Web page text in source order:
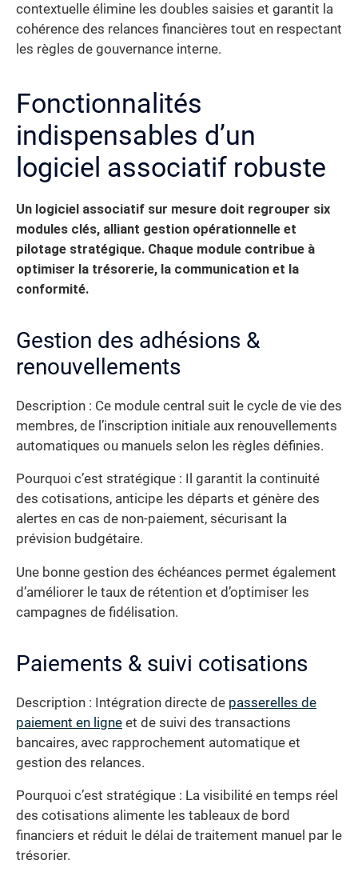
contextuelle élimine les doubles saisies et garantit la
cohérence des relances financières tout en respectant
les règles de gouvernance interne.
Fonctionnalités
indispensables d’un
logiciel associatif robuste
Un logiciel associatif sur mesure doit regrouper six
modules clés, alliant gestion opérationnelle et
pilotage stratégique. Chaque module contribue à
optimiser la trésorerie, la communication et la
conformité.
Gestion des adhésions &
renouvellements
Description : Ce module central suit le cycle de vie des
membres, de l’inscription initiale aux renouvellements
automatiques ou manuels selon les règles définies.
Pourquoi c’est stratégique : Il garantit la continuité
des cotisations, anticipe les départs et génère des
alertes en cas de non-paiement, sécurisant la
prévision budgétaire.
Une bonne gestion des échéances permet également
d’améliorer le taux de rétention et d’optimiser les
campagnes de fidélisation.
Paiements & suivi cotisations
Description : Intégration directe de passerelles de
paiement en ligne et de suivi des transactions
bancaires, avec rapprochement automatique et
gestion des relances.
Pourquoi c’est stratégique : La visibilité en temps réel
des cotisations alimente les tableaux de bord
financiers et réduit le délai de traitement manuel par le
trésorier.